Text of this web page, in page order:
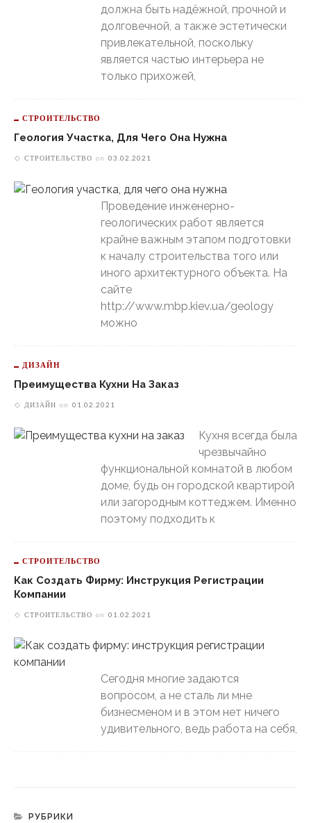
должна быть надёжной, прочной и
долговечной, а также эстетически
привлекательной, поскольку
является частью интерьера не
только прихожей,
СТРОИТЕЛЬСТВО
Геология Участка, Для Чего Она Нужна
СТРОИТЕЛЬСТВО on 03.02.2021
Проведение инженерно-
геологических работ является
крайне важным этапом подготовки
к началу строительства того или
иного архитектурного объекта. На
сайте
http://www.mbp.kiev.ua/geology
можно
ДИЗАЙН
Преимущества Кухни На Заказ
ДИЗАЙН on 01.02.2021
Кухня всегда была
чрезвычайно
функциональной комнатой в любом
доме, будь он городской квартирой
или загородным коттеджем. Именно
поэтому подходить к
СТРОИТЕЛЬСТВО
Как Создать Фирму: Инструкция Регистрации
Компании
СТРОИТЕЛЬСТВО on 01.02.2021
Сегодня многие задаются
вопросом, а не сталь ли мне
бизнесменом и в этом нет ничего
удивительного, ведь работа на себя,
РУБРИКИ